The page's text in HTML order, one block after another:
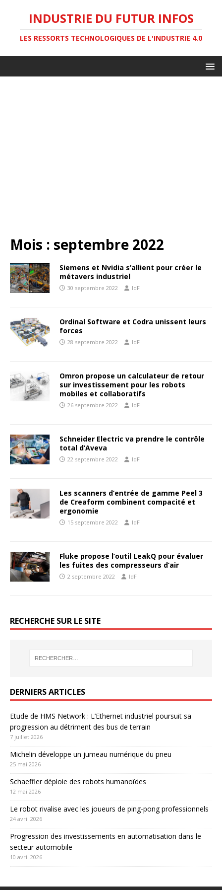
INDUSTRIE DU FUTUR INFOS
LES RESSORTS TECHNOLOGIQUES DE L'INDUSTRIE 4.0
Mois : septembre 2022
Siemens et Nvidia s’allient pour créer le
métavers industriel
30 septembre 2022 IdF
Ordinal Software et Codra unissent leurs
forces
28 septembre 2022 IdF
Omron propose un calculateur de retour
sur investissement pour les robots
mobiles et collaboratifs
26 septembre 2022 IdF
Schneider Electric va prendre le contrôle
total d’Aveva
22 septembre 2022 IdF
Les scanners d’entrée de gamme Peel 3
de Creaform combinent compacité et
ergonomie
15 septembre 2022 IdF
Fluke propose l’outil LeakQ pour évaluer
les fuites des compresseurs d’air
2 septembre 2022 IdF
RECHERCHE SUR LE SITE
DERNIERS ARTICLES
Etude de HMS Network : L’Ethernet industriel poursuit sa
progression au détriment des bus de terrain
7 juillet 2026
Michelin développe un jumeau numérique du pneu
25 mai 2026
Schaeffler déploie des robots humanoïdes
12 mai 2026
Le robot rivalise avec les joueurs de ping-pong professionnels
24 avril 2026
Progression des investissements en automatisation dans le
secteur automobile
10 avril 2026